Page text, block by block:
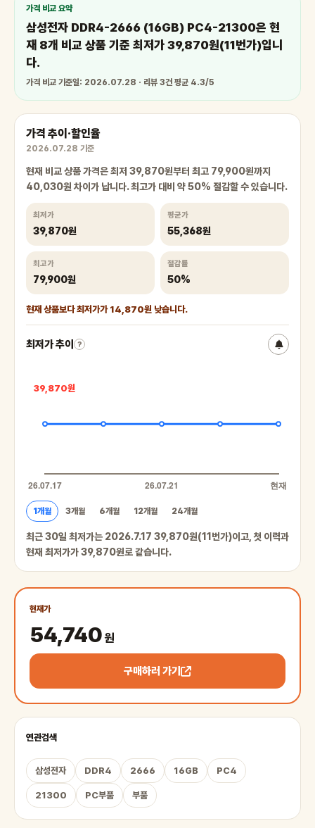
가격 비교 요약
삼성전자 DDR4-2666 (16GB) PC4-21300은 현
재 8개 비교 상품 기준 최저가 39,870원(11번가)입니
다.
가격 비교 기준일: 2026.07.28 · 리뷰 3건 평균 4.3/5
가격 추이·할인율
2026.07.28 기준
현재 비교 상품 가격은 최저 39,870원부터 최고 79,900원까지
40,030원 차이가 납니다. 최고가 대비 약 50% 절감할 수 있습니다.
최저가
39,870원
평균가
55,368원
최고가
79,900원
절감률
50%
현재 상품보다 최저가가 14,870원 낮습니다.
최저가 추이 ?
39,870원
1개월 3개월 6개월 12개월 24개월
최근 30일 최저가는 2026.7.17 39,870원(11번가)이고, 첫 이력과
현재 최저가가 39,870원로 같습니다.
현재가
54,740원
구매하러 가기
연관검색
삼성전자 DDR4 2666 16GB PC4
21300 PC부품 부품